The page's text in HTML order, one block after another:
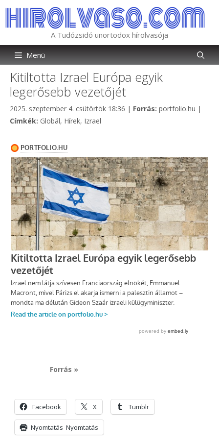
tartalomba
A Tudózsidó unortodox hírolvasója
Menü
Kitiltotta Izrael Európa egyik
legerősebb vezetőjét
2025. szeptember 4. csütörtök 18:36 | Forrás: Kategória
portfolio.hu |
Címkék: Címkék
Globál, Hírek, Izrael
Forrás »
Facebook X Tumblr
Nyomtatás Nyomtatás